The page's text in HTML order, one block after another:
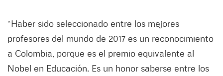
“Haber sido seleccionado entre los mejores
profesores del mundo de 2017 es un reconocimiento
a Colombia, porque es el premio equivalente al
Nobel en Educación. Es un honor saberse entre los